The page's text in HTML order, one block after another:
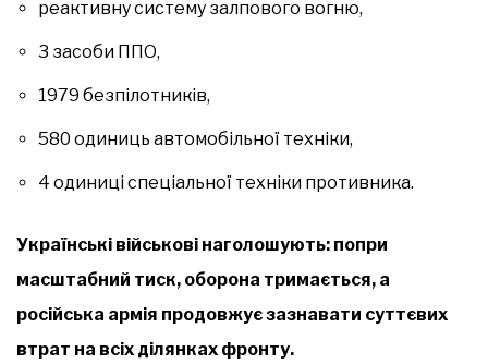
реактивну систему залпового вогню,
3 засоби ППО,
1979 безпілотників,
580 одиниць автомобільної техніки,
4 одиниці спеціальної техніки противника.
Українські військові наголошують: попри
масштабний тиск, оборона тримається, а
російська армія продовжує зазнавати суттєвих
втрат на всіх ділянках фронту.